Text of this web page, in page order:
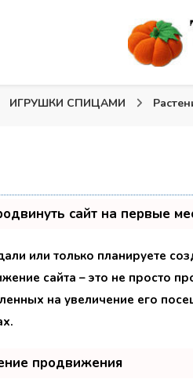
игрушки
ИГРУШКИ СПИЦАМИ
сайт на первые
или только планируете
сайта – это не просто
на увеличение его
продвижения